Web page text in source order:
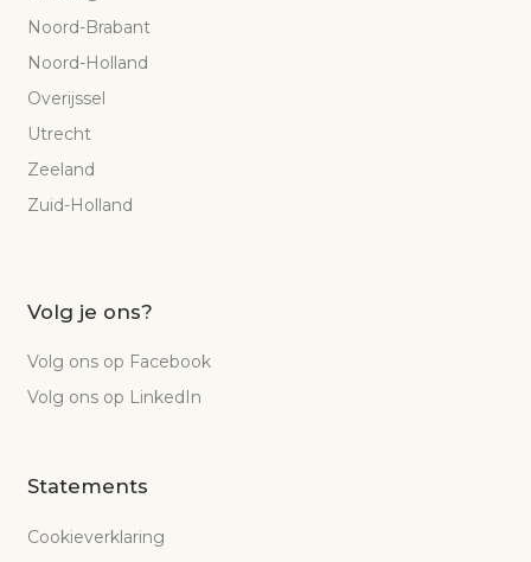
Noord-Brabant
Noord-Holland
Overijssel
Utrecht
Zeeland
Zuid-Holland
Volg je ons?
Volg ons op Facebook
Volg ons op LinkedIn
Statements
Cookieverklaring